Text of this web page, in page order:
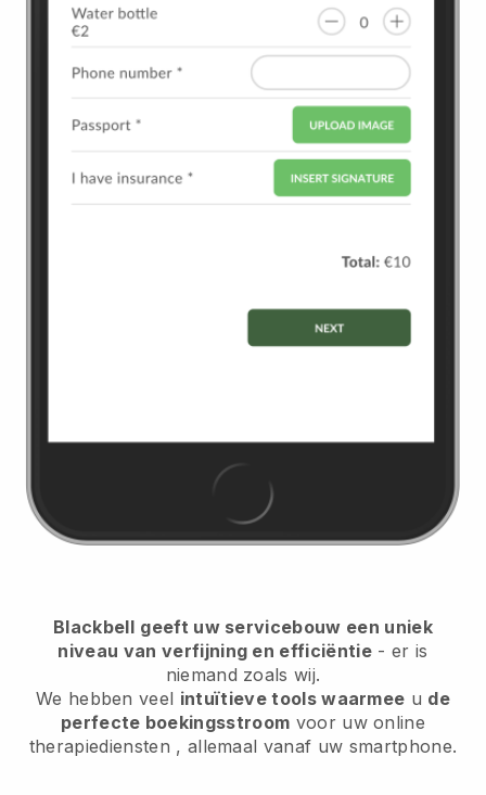
Blackbell geeft uw servicebouw een uniek
niveau van verfijning en efficiëntie- er is
niemand zoals wij.
We hebben veel intuïtieve tools waarmee u de
perfecte boekingsstroom voor uw online
therapiediensten , allemaal vanaf uw smartphone.